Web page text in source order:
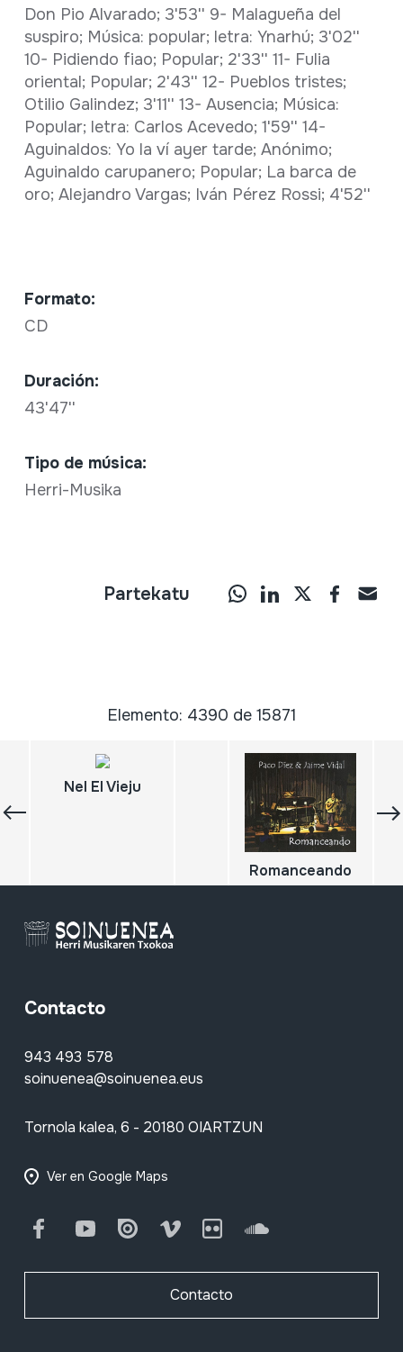
Don Pio Alvarado; 3'53'' 9- Malagueña del
suspiro; Música: popular; letra: Ynarhú; 3'02''
10- Pidiendo fiao; Popular; 2'33'' 11- Fulia
oriental; Popular; 2'43'' 12- Pueblos tristes;
Otilio Galindez; 3'11'' 13- Ausencia; Música:
Popular; letra: Carlos Acevedo; 1'59'' 14-
Aguinaldos: Yo la ví ayer tarde; Anónimo;
Aguinaldo carupanero; Popular; La barca de
oro; Alejandro Vargas; Iván Pérez Rossi; 4'52''
Formato:
CD
Duración:
43'47''
Tipo de música:
Herri-Musika
Partekatu
Elemento: 4390 de 15871
Nel El Vieju
Romanceando
Contacto
943 493 578
soinuenea@soinuenea.eus
Tornola kalea, 6 - 20180 OIARTZUN
Ver en Google Maps
FacebookYoutube Issuu Vimeo Flickr SoundCloud
Contacto